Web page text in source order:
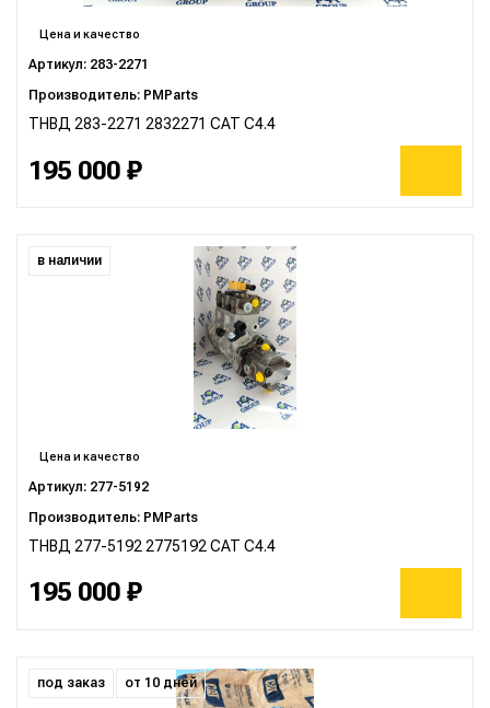
Цена и качество
Артикул: 283-2271
Производитель: PMParts
ТНВД 283-2271 2832271 CAT C4.4
195 000 ₽
в наличии
Цена и качество
Артикул: 277-5192
Производитель: PMParts
ТНВД 277-5192 2775192 CAT C4.4
195 000 ₽
под заказ от 10 дней